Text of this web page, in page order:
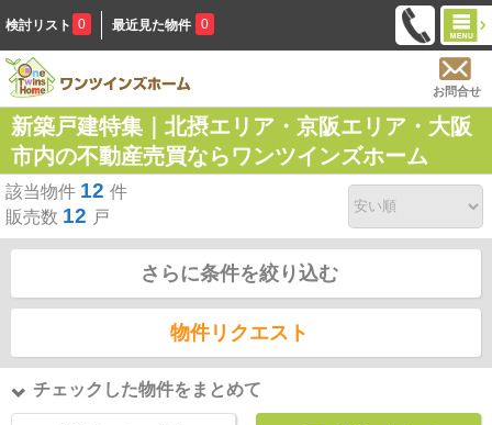
検討リスト 0 最近見た物件 0
お問合せ
新築戸建特集｜北摂エリア・京阪エリア・大阪
市内の不動産売買ならワンツインズホーム
該当物件 12 件
販売数 12 戸
さらに条件を絞り込む
物件リクエスト
チェックした物件をまとめて